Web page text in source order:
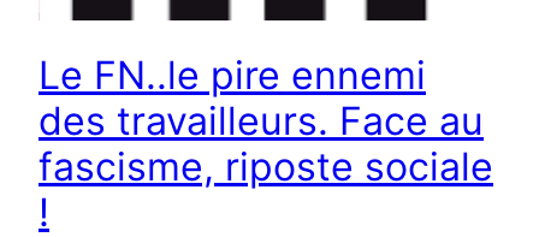
Le FN..le pire ennemi
des travailleurs. Face au
fascisme, riposte sociale
!